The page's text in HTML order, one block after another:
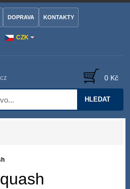
CZK
DOPRAVA KONTAKTY
HLEDAT
0 Kč